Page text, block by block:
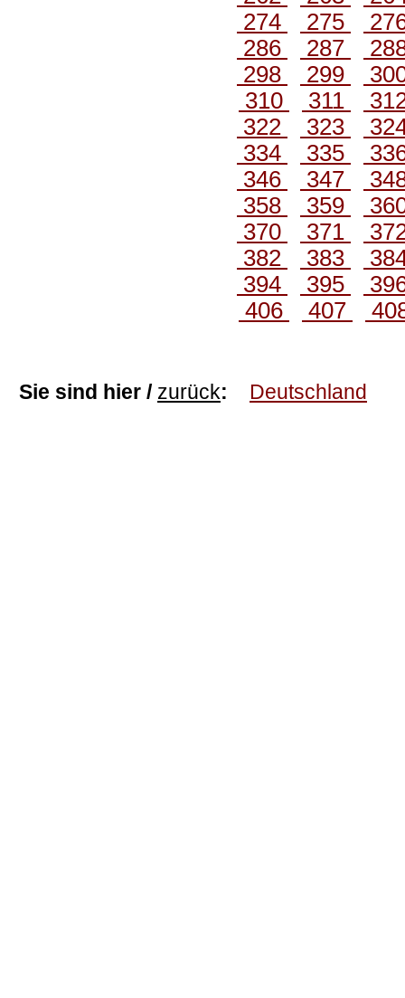
274
275
286
287
298
299
310
311
322
323
334
335
346
347
358
359
370
371
382
383
394
395
406
407
Sie sind hier / zurück: Deutschland